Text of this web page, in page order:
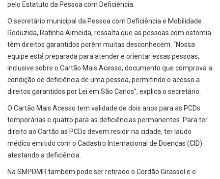
pelo Estatuto da Pessoa com Deficiência.
O secretário municipal da Pessoa com Deficiência e Mobilidade
Reduzida, Rafinha Almeida, ressalta que as pessoas com ostomia
têm direitos garantidos porém muitas desconhecem. “Nossa
equipe está preparada para atender e orientar essas pessoas,
inclusive sobre o Cartão Mais Acesso, documento que comprova a
condição de deficiência de uma pessoa, permitindo o acesso a
direitos garantidos por Lei em São Carlos”, explica o secretário.
O Cartão Mais Acesso tem validade de dois anos para as PCDs
temporárias e quatro para as deficiências permanentes. Para ter
direito ao Cartão as PCDs devem residir na cidade, ter laudo
médico emitido com o Cadastro Internacional de Doenças (CID)
atestando a deficiência.
Na SMPDMR também pode ser retirado o Cordão Girassol e o